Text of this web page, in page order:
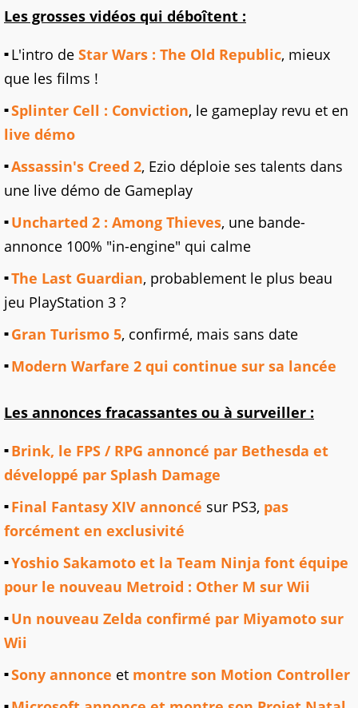
Les grosses vidéos qui déboîtent :
L'intro de Star Wars : The Old Republic, mieux
que les films !
Splinter Cell : Conviction, le gameplay revu et en
live démo
Assassin's Creed 2, Ezio déploie ses talents dans
une live démo de Gameplay
Uncharted 2 : Among Thieves, une bande-
annonce 100% "in-engine" qui calme
The Last Guardian, probablement le plus beau
jeu PlayStation 3 ?
Gran Turismo 5, confirmé, mais sans date
Modern Warfare 2 qui continue sur sa lancée
Les annonces fracassantes ou à surveiller :
Brink, le FPS / RPG annoncé par Bethesda et
développé par Splash Damage
Final Fantasy XIV annoncé sur PS3, pas
forcément en exclusivité
Yoshio Sakamoto et la Team Ninja font équipe
pour le nouveau Metroid : Other M sur Wii
Un nouveau Zelda confirmé par Miyamoto sur
Wii
Sony annonce et montre son Motion Controller